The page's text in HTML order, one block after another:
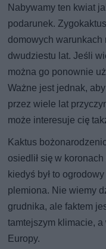
Nabywamy ten kwiat
podarunek.
domowych
dwudziestu lat. Jeśli
można go ponownie
Ważne jest jednak,
przez wiele lat
może interesuje cię
Kaktus
osiedlił się w
kiedyś był to
plemiona. Nie wiemy
grudnika, ale faktem
tamtejszym klimacie,
Europy.